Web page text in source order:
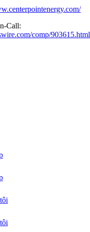
Call:
comp/903615.html